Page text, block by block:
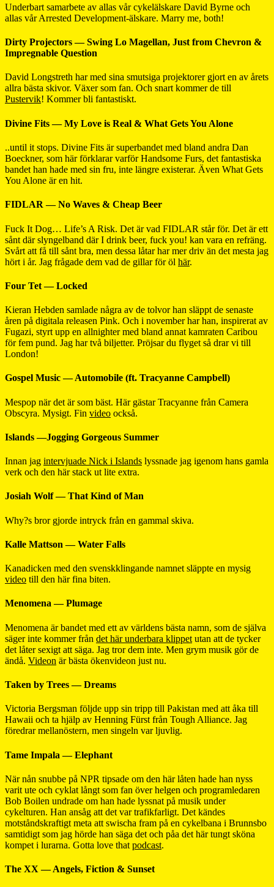
Underbart samarbete av allas vår cykelälskare David Byrne och
allas vår Arrested Development-älskare. Marry me, both!
Dirty Projectors — Swing Lo Magellan, Just from Chevron &
Impregnable Question
David Longstreth har med sina smutsiga projektorer gjort en av årets
allra bästa skivor. Växer som fan. Och snart kommer de till
Pustervik! Kommer bli fantastiskt.
Divine Fits — My Love is Real & What Gets You Alone
..until it stops. Divine Fits är superbandet med bland andra Dan
Boeckner, som här förklarar varför Handsome Furs, det fantastiska
bandet han hade med sin fru, inte längre existerar. Även What Gets
You Alone är en hit.
FIDLAR — No Waves & Cheap Beer
Fuck It Dog… Life’s A Risk. Det är vad FIDLAR står för. Det är ett
sånt där slyngelband där I drink beer, fuck you! kan vara en refräng.
Svårt att få till sånt bra, men dessa låtar har mer driv än det mesta jag
hört i år. Jag frågade dem vad de gillar för öl här.
Four Tet — Locked
Kieran Hebden samlade några av de tolvor han släppt de senaste
åren på digitala releasen Pink. Och i november har han, inspirerat av
Fugazi, styrt upp en allnighter med bland annat kamraten Caribou
för fem pund. Jag har två biljetter. Pröjsar du flyget så drar vi till
London!
Gospel Music — Automobile (ft. Tracyanne Campbell)
Mespop när det är som bäst. Här gästar Tracyanne från Camera
Obscyra. Mysigt. Fin video också.
Islands —Jogging Gorgeous Summer
Innan jag intervjuade Nick i Islands lyssnade jag igenom hans gamla
verk och den här stack ut lite extra.
Josiah Wolf — That Kind of Man
Why?s bror gjorde intryck från en gammal skiva.
Kalle Mattson — Water Falls
Kanadicken med den svenskklingande namnet släppte en mysig
video till den här fina biten.
Menomena — Plumage
Menomena är bandet med ett av världens bästa namn, som de själva
säger inte kommer från det här underbara klippet utan att de tycker
det låter sexigt att säga. Jag tror dem inte. Men grym musik gör de
ändå. Videon är bästa ökenvideon just nu.
Taken by Trees — Dreams
Victoria Bergsman följde upp sin tripp till Pakistan med att åka till
Hawaii och ta hjälp av Henning Fürst från Tough Alliance. Jag
föredrar mellanöstern, men singeln var ljuvlig.
Tame Impala — Elephant
När nån snubbe på NPR tipsade om den här låten hade han nyss
varit ute och cyklat långt som fan över helgen och programledaren
Bob Boilen undrade om han hade lyssnat på musik under
cykelturen. Han ansåg att det var trafikfarligt. Det kändes
motståndskraftigt meta att swischa fram på en cykelbana i Brunnsbo
samtidigt som jag hörde han säga det och påa det här tungt sköna
kompet i lurarna. Gotta love that podcast.
The XX — Angels, Fiction & Sunset